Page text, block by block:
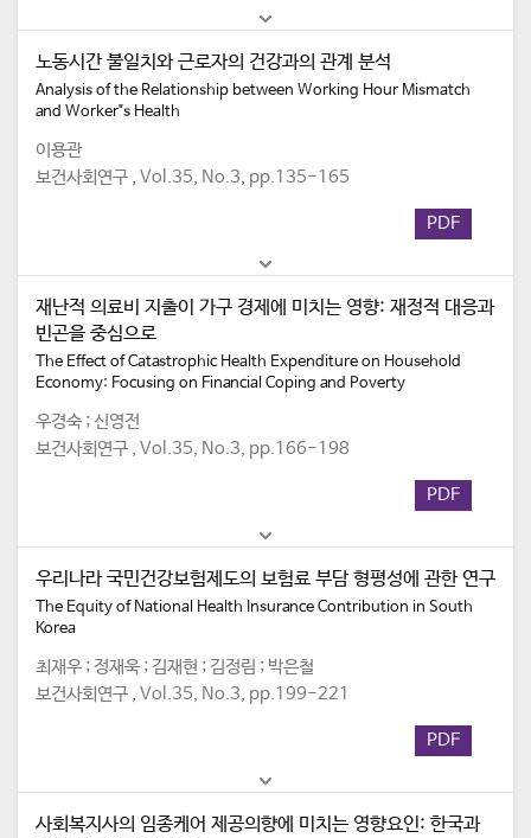
노동시간 불일치와 근로자의 건강과의 관계 분석
Analysis of the Relationship between Working Hour Mismatch
and Worker"s Health
이용관
보건사회연구 , Vol.35, No.3, pp.135-165
PDF
재난적 의료비 지출이 가구 경제에 미치는 영향: 재정적 대응과
빈곤을 중심으로
The Effect of Catastrophic Health Expenditure on Household
Economy: Focusing on Financial Coping and Poverty
우경숙 ; 신영전
보건사회연구 , Vol.35, No.3, pp.166-198
PDF
우리나라 국민건강보험제도의 보험료 부담 형평성에 관한 연구
The Equity of National Health Insurance Contribution in South
Korea
최재우 ; 정재욱 ; 김재현 ; 김정림 ; 박은철
보건사회연구 , Vol.35, No.3, pp.199-221
PDF
사회복지사의 임종케어 제공의향에 미치는 영향요인: 한국과